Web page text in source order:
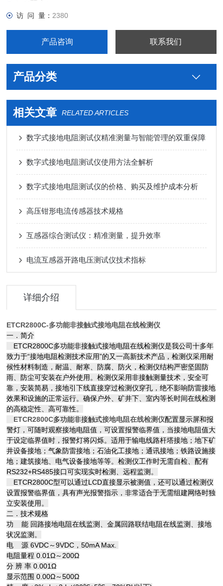
访 问 量： 2380
产品咨询 联系我们
产品分类
相关文章 RELATED ARTICLES
数字式接地电阻测试仪精准测量与智能管理的双重保障
数字式接地电阻测试仪使用方法全解析
数字式接地电阻测试仪的价格、购买及维护成本分析
高压钳形电流传感器技术规格
互感器综合测试仪：精准测量，提升效率
电流互感器开路电压测试仪技术指标
详细介绍
ETCR2800C-多功能非接触式接地电阻在线检测仪
一．简介
ETCR2800C多功能非接触式接地电阻在线检测仪是我公司十多年
致力于“接地电阻检测技术应用”的又一高新技术产品，检测仪采用耐
候性材料制造，耐温、耐寒、防腐、防火，检测仪结构严密坚固防
雨、防尘可安装在户外使用。检测仪采用非接触测量技术，安全可
靠，安装简易，接地引下线直接穿过检测仪穿孔，绝不影响防雷接地
效果和设施的正常运行。确保户外、矿井下、室内等长时间在线检测
的高稳定性、高可靠性。
ETCR2800C多功能非接触式接地电阻在线检测仪配置显示屏和报
警灯，可随时观察接地电阻值，可设置报警临界值，当接地电阻值大
于设定临界值时，报警灯将闪烁。适用于输电线路杆塔接地；地下矿
井设备接地；气象防雷接地；石油化工接地；通讯接地；铁路设施接
地；建筑接地、电气设备接地等等。检测仪工作时无需自检、配有
RS232+RS485接口可实现实时检测、远程监测。
ETCR2800C型可以通过LCD直接显示被测值，还可以通过检测仪
设置报警临界值，具有声光报警指示，非常适合于无需组建网络时独
立安装使用。
二．技术规格
功 能 回路接地电阻在线监测、金属回路联结电阻在线监测、接地
状况监测。
电 源 6VDC～9VDC，50mA Max.
电阻量程 0.01Ω～200Ω
分 辨 率 0.001Ω
显示范围 0.00Ω～500Ω